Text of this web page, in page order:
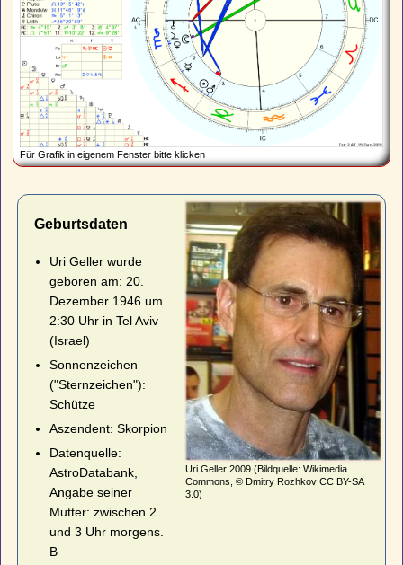
Für Grafik in eigenem Fenster bitte klicken
Uri Geller 2009 (Bildquelle: Wikimedia
Commons, © Dmitry Rozhkov CC BY-SA
3.0)
Geburtsdaten
Uri Geller wurde
geboren am: 20.
Dezember 1946 um
2:30 Uhr in Tel Aviv
(Israel)
Sonnenzeichen
("Sternzeichen"):
Schütze
Aszendent: Skorpion
Datenquelle:
AstroDatabank,
Angabe seiner
Mutter: zwischen 2
und 3 Uhr morgens.
B